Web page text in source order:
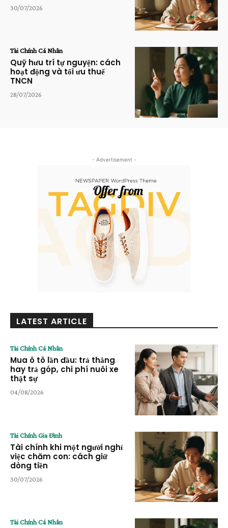
30/07/2026
Tài Chính Cá Nhân
Quỹ hưu trí tự nguyện: cách
hoạt động và tối ưu thuế
TNCN
28/07/2026
- Advertisement -
LATEST ARTICLE
Tài Chính Cá Nhân
Mua ô tô lần đầu: trả thẳng
hay trả góp, chi phí nuôi xe
thật sự
04/08/2026
Tài Chính Gia Đình
Tài chính khi một người nghỉ
việc chăm con: cách giữ
dòng tiền
30/07/2026
Tài Chính Cá Nhân